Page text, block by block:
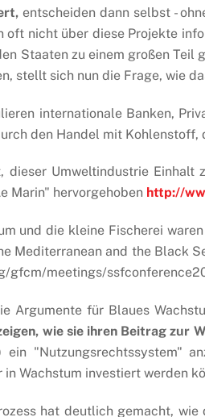
entscheiden dann selbst -
oft nicht über diese Projekte
Staaten zu einem großen Teil
stellt sich nun die Frage, wie
internationale Banken,
den Handel mit
dieser Umweltindustrie
Marin" hervorgehoben http://
und die kleine Fischerei
Mediterranean and the Black
gfcm/meetings/
Argumente für Blaues
wie sie ihren Beitrag zur
ein "Nutzungsrechtssystem"
Wachstum investiert werden
hat deutlich gemacht,